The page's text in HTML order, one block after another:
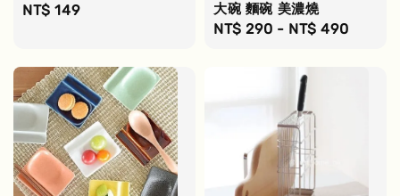
Regular
NT$ 149
大碗 麵碗 美濃燒
Regular
NT$ 290 - NT$ 490